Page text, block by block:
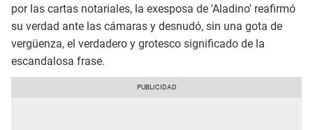
por las cartas notariales, la exesposa de 'Aladino' reafirmó
su verdad ante las cámaras y desnudó, sin una gota de
vergüenza, el verdadero y grotesco significado de la
escandalosa frase.